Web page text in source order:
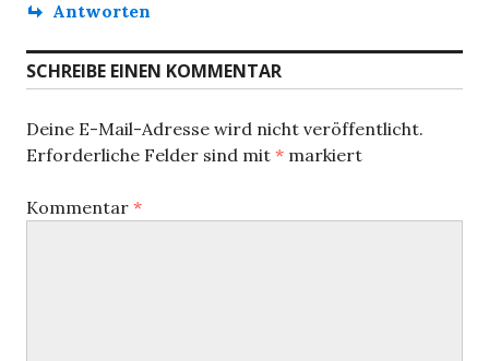
t
i
o
n
Antworten
SCHREIBE EINEN KOMMENTAR
Deine E-Mail-Adresse wird nicht veröffentlicht.
Erforderliche Felder sind mit * markiert
Kommentar *